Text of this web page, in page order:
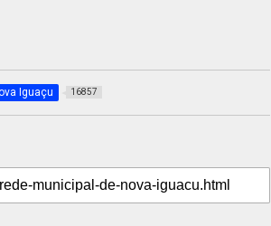
Iguaçu 16857